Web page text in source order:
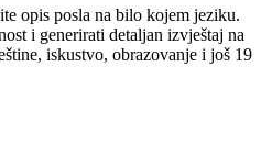
opis posla na bilo kojem jeziku.
i generirati detaljan izvještaj na
iskustvo, obrazovanje i još 19